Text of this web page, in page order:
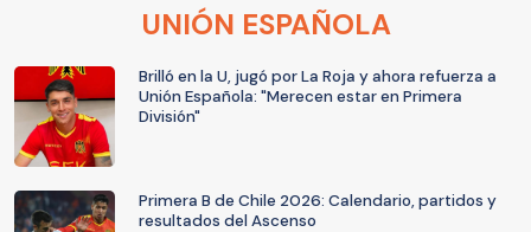
UNIÓN ESPAÑOLA
Brilló en la U, jugó por La Roja y ahora refuerza a
Unión Española: "Merecen estar en Primera
División"
Primera B de Chile 2026: Calendario, partidos y
resultados del Ascenso